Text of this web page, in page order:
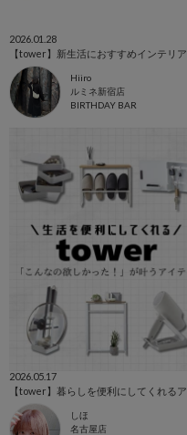
2026.01.28
【tower】新生活におすすめインテリア
Hiiro
ルミネ新宿店
BIRTHDAY BAR
2026.05.17
しほ
名古屋店